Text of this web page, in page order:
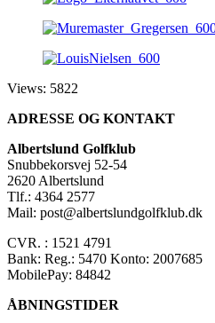
Views: 5822
ADRESSE OG KONTAKT
Albertslund Golfklub
Snubbekorsvej 52-54
2620 Albertslund
Tlf.: 4364 2577
Mail: post@albertslundgolfklub.dk
CVR. : 1521 4791
Bank: Reg.: 5470 Konto: 2007685
MobilePay: 84842
ÅBNINGSTIDER